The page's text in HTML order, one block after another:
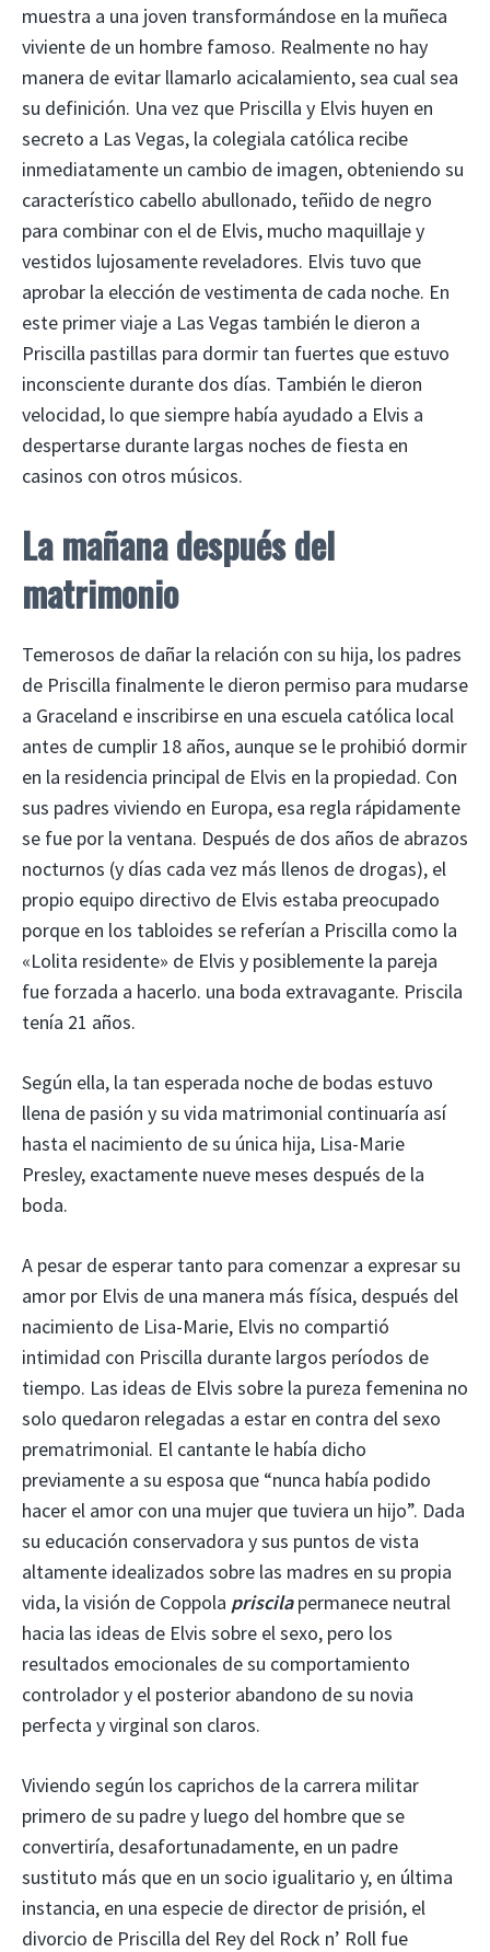
muestra a una joven transformándose en la muñeca
viviente de un hombre famoso. Realmente no hay
manera de evitar llamarlo acicalamiento, sea cual sea
su definición. Una vez que Priscilla y Elvis huyen en
secreto a Las Vegas, la colegiala católica recibe
inmediatamente un cambio de imagen, obteniendo su
característico cabello abullonado, teñido de negro
para combinar con el de Elvis, mucho maquillaje y
vestidos lujosamente reveladores. Elvis tuvo que
aprobar la elección de vestimenta de cada noche. En
este primer viaje a Las Vegas también le dieron a
Priscilla pastillas para dormir tan fuertes que estuvo
inconsciente durante dos días. También le dieron
velocidad, lo que siempre había ayudado a Elvis a
despertarse durante largas noches de fiesta en
casinos con otros músicos.
La mañana después del
matrimonio
Temerosos de dañar la relación con su hija, los padres
de Priscilla finalmente le dieron permiso para mudarse
a Graceland e inscribirse en una escuela católica local
antes de cumplir 18 años, aunque se le prohibió dormir
en la residencia principal de Elvis en la propiedad. Con
sus padres viviendo en Europa, esa regla rápidamente
se fue por la ventana. Después de dos años de abrazos
nocturnos (y días cada vez más llenos de drogas), el
propio equipo directivo de Elvis estaba preocupado
porque en los tabloides se referían a Priscilla como la
«Lolita residente» de Elvis y posiblemente la pareja
fue forzada a hacerlo. una boda extravagante. Priscila
tenía 21 años.
Según ella, la tan esperada noche de bodas estuvo
llena de pasión y su vida matrimonial continuaría así
hasta el nacimiento de su única hija, Lisa-Marie
Presley, exactamente nueve meses después de la
boda.
A pesar de esperar tanto para comenzar a expresar su
amor por Elvis de una manera más física, después del
nacimiento de Lisa-Marie, Elvis no compartió
intimidad con Priscilla durante largos períodos de
tiempo. Las ideas de Elvis sobre la pureza femenina no
solo quedaron relegadas a estar en contra del sexo
prematrimonial. El cantante le había dicho
previamente a su esposa que “nunca había podido
hacer el amor con una mujer que tuviera un hijo”. Dada
su educación conservadora y sus puntos de vista
altamente idealizados sobre las madres en su propia
vida, la visión de Coppola priscilapermanece neutral
hacia las ideas de Elvis sobre el sexo, pero los
resultados emocionales de su comportamiento
controlador y el posterior abandono de su novia
perfecta y virginal son claros.
Viviendo según los caprichos de la carrera militar
primero de su padre y luego del hombre que se
convertiría, desafortunadamente, en un padre
sustituto más que en un socio igualitario y, en última
instancia, en una especie de director de prisión, el
divorcio de Priscilla del Rey del Rock n’ Roll fue